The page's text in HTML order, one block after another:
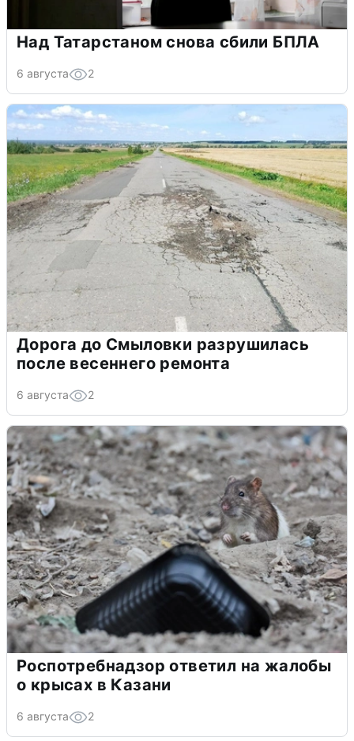
Над Татарстаном снова сбили БПЛА
6 августа 2
Дорога до Смыловки разрушилась
после весеннего ремонта
6 августа 2
Роспотребнадзор ответил на жалобы
о крысах в Казани
6 августа 2